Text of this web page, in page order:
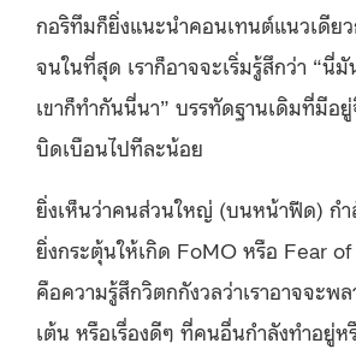
กอริทึมก็ยิ่งแนะนำคอนเทนต์แนวเดียว
จนในที่สุด เราก็อาจจะเริ่มรู้สึกว่า “นี่
เขาก็ทำกันนี่นา” บรรทัดฐานเดิมที่มีอ
บิดเบือนไปทีละน้อย
ยิ่งเห็นว่าคนส่วนใหญ่ (บนหน้าฟีด) กำ
ยิ่งกระตุ้นให้เกิด FoMO หรือ Fear
คือความรู้สึกวิตกกังวลว่าเราอาจจะพ
เต้น หรือเรื่องดีๆ ที่คนอื่นกำลังทำอยู่ห